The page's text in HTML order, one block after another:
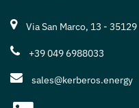
Via San Marco, 13 - 35129
+39 049 6988033
sales@kerberos.energy